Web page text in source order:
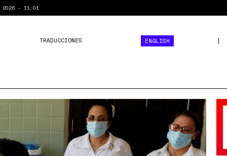
- 11:01
TRADUCCIONES ENGLISH